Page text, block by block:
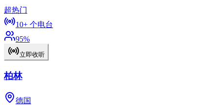
超热门
10+ 个电台
95%
立即收听
柏林
德国